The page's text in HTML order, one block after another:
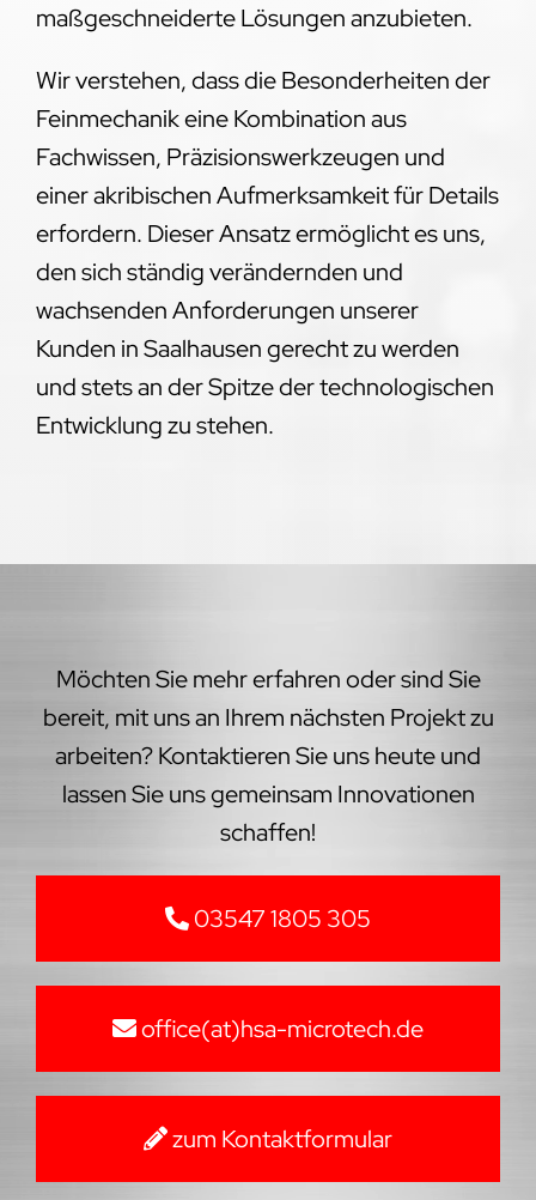
maßgeschneiderte Lösungen anzubieten.
Wir verstehen, dass die Besonderheiten der
Feinmechanik eine Kombination aus
Fachwissen, Präzisionswerkzeugen und
einer akribischen Aufmerksamkeit für Details
erfordern. Dieser Ansatz ermöglicht es uns,
den sich ständig verändernden und
wachsenden Anforderungen unserer
Kunden in Saalhausen gerecht zu werden
und stets an der Spitze der technologischen
Entwicklung zu stehen.
Möchten Sie mehr erfahren oder sind Sie
bereit, mit uns an Ihrem nächsten Projekt zu
arbeiten? Kontaktieren Sie uns heute und
lassen Sie uns gemeinsam Innovationen
schaffen!
03547 1805 305
office(at)hsa-microtech.de
zum Kontaktformular